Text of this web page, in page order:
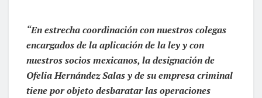
“En estrecha coordinación con nuestros colegas
encargados de la aplicación de la ley y con
nuestros socios mexicanos, la designación de
Ofelia Hernández Salas y de su empresa criminal
tiene por objeto desbaratar las operaciones